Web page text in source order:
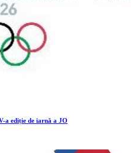
a ediție de iarnă a JO